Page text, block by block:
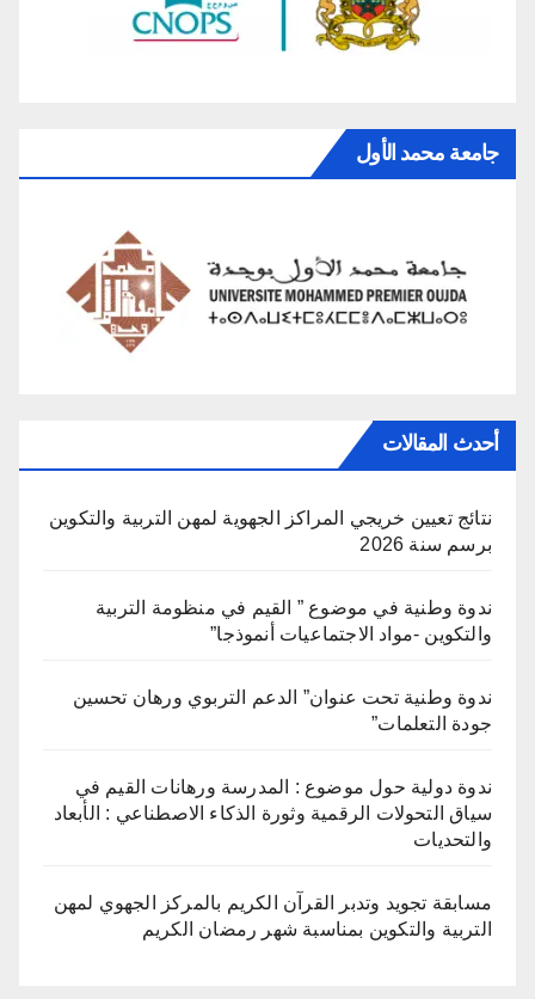
جامعة محمد الأول
أحدث المقالات
نتائج تعيين خريجي المراكز الجهوية لمهن التربية والتكوين
برسم سنة 2026
ندوة وطنية في موضوع ” القيم في منظومة التربية
والتكوين -مواد الاجتماعيات أنموذجا”
ندوة وطنية تحت عنوان” الدعم التربوي ورهان تحسين
جودة التعلمات”
ندوة دولية حول موضوع : المدرسة ورهانات القيم في
سياق التحولات الرقمية وثورة الذكاء الاصطناعي : الأبعاد
والتحديات
مسابقة تجويد وتدبر القرآن الكريم بالمركز الجهوي لمهن
التربية والتكوين بمناسبة شهر رمضان الكريم